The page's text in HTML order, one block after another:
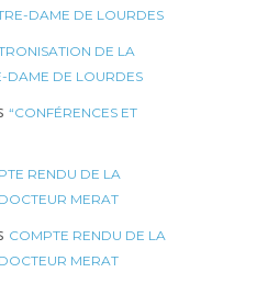
DAME DE LOURDES
DE LA
DAME DE LOURDES
“CONFÉRENCES ET
RENDU DE LA
MERAT
COMPTE RENDU DE LA
MERAT